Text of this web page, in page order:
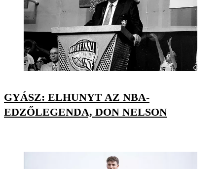
GYÁSZ: ELHUNYT AZ NBA-
EDZŐLEGENDA, DON NELSON